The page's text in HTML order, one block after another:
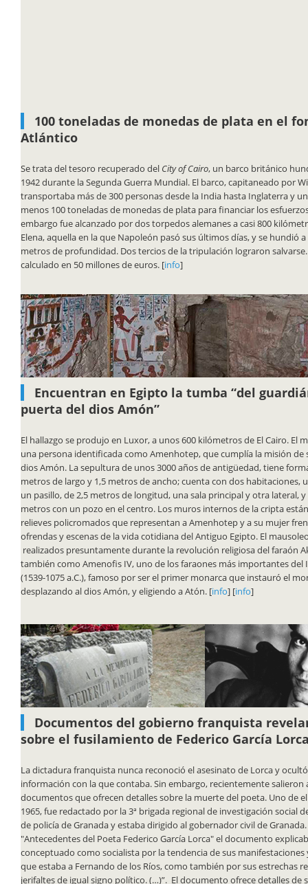
100 toneladas de monedas de plata en el
Atlántico
Se trata del tesoro recuperado del City of Cairo, un barco británico
1942 durante la Segunda Guerra Mundial. El barco, capitaneado por
transportaba más de 300 personas desde la India hasta Inglaterra y
menos 100 toneladas de monedas de plata para financiar los
embargo fue alcanzado por dos torpedos alemanes a casi 800
Elena, aquella en la que Napoleón pasó sus últimos días, y se hundió a
metros de profundidad. Dos tercios de la tripulación lograron
calculado en 50 millones de euros. [info]
Encuentran en Egipto la tumba “del
puerta del dios Amón”
El hallazgo se produjo en Luxor, a unos 600 kilómetros de El Cairo. El
una persona identificada como Amenhotep, que cumplía la misión de
dios Amón. La sepultura de unos 3000 años de antigüedad, tiene
metros de largo y 1,5 metros de ancho; cuenta con dos habitaciones,
un pasillo, de 2,5 metros de longitud, una sala principal y otra lateral,
metros con un pozo en el centro. Los muros internos de la cripta
relieves policromados que representan a Amenhotep y a su mujer
ofrendas y escenas de la vida cotidiana del Antiguo Egipto. El
realizados presuntamente durante la revolución religiosa del faraón
también como Amenofis IV, uno de los faraones más importantes del
(1539-1075 a.C.), famoso por ser el primer monarca que instauró el
desplazando al dios Amón, y eligiendo a Atón. [info] [info]
Documentos del gobierno franquista
sobre el fusilamiento de Federico García
La dictadura franquista nunca reconoció el asesinato de Lorca y
información con la que contaba. Sin embargo, recientemente salieron
documentos que ofrecen detalles sobre la muerte del poeta. Uno de
1965, fue redactado por la 3ª brigada regional de investigación social
de policía de Granada y estaba dirigido al gobernador civil de
"Antecedentes del Poeta Federico García Lorca" el documento
conceptuado como socialista por la tendencia de sus
que estaba a Fernando de los Ríos, como también por sus estrechas
jerifaltes de igual signo político. (…)”. El documento ofrece detalles de